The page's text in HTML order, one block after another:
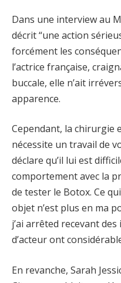
Dans une interview au
décrit “une action
forcément les
l’actrice française,
buccale, elle n’ait
apparence.
Cependant, la chirurgie
nécessite un travail de
déclare qu’il lui est
comportement avec la
de tester le Botox. Ce
objet n’est plus en ma
j’ai arrêted recevant
d’acteur ont
En revanche, Sarah